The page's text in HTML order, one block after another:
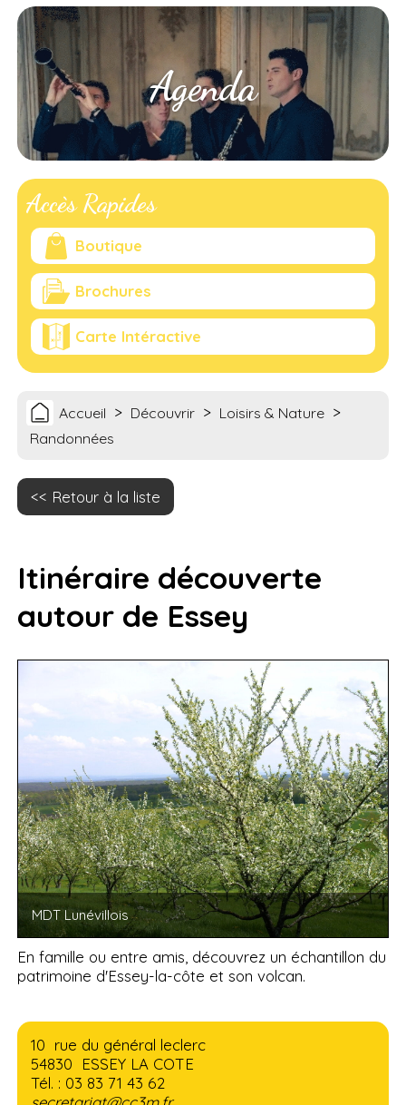
Agenda
Accès Rapides
Boutique
Brochures
Carte Intéractive
Accueil > Découvrir > Loisirs & Nature >
Randonnées
Retour à la liste
Itinéraire découverte
autour de Essey
MDT Lunévillois
En famille ou entre amis, découvrez un échantillon du
patrimoine d'Essey-la-côte et son volcan.
10 rue du général leclerc
54830 ESSEY LA COTE
Tél. : 03 83 71 43 62